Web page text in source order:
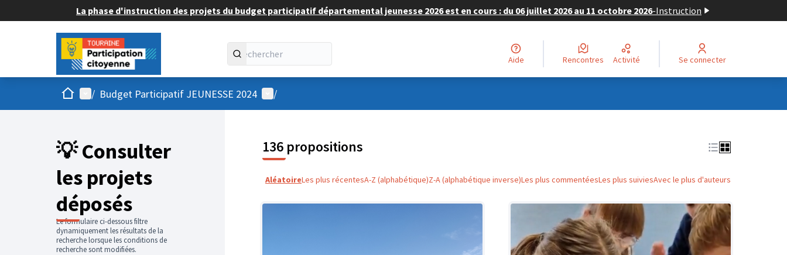
La phase d'instruction des projets du budget participatif départemental jeunesse 2026 est en cours : du 06 juillet 2026 au 11 octobre 2026-Instruction
Aide Rencontres Activité Se connecter
AccueilMenu principal
/ Budget Participatif JEUNESSE 2024 Menu utilisateur
/
💡 Consulter
les projets
déposés
Le formulaire ci-dessous filtre
dynamiquement les résultats de la
recherche lorsque les conditions de
recherche sont modifiées.
136 propositions
AléatoireLes plus récentesA-Z (alphabétique)Z-A (alphabétique inverse)Les plus commentéesLes plus suiviesAvec le plus d'auteurs